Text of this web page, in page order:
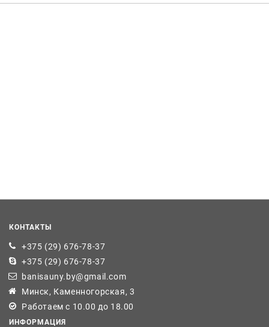
КОНТАКТЫ
+375 (29) 676-78-37
+375 (29) 676-78-37
banisauny.by@gmail.com
Минск, Каменногорская, 3
Работаем с 10.00 до 18.00
ИНФОРМАЦИЯ